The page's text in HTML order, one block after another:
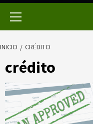
INICIO CRÉDITO
crédito